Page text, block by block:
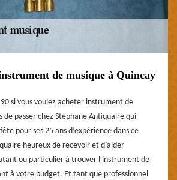
de musique à Quincay
si vous voulez acheter instrument de
de passer chez Stéphane Antiquaire qui
pour ses 25 ans d’expérience dans ce
heureux de recevoir et d’aider
ou particulier à trouver l'instrument de
à votre budget. Et tant que professionnel